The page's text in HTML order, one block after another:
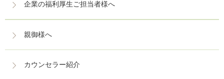
企業の福利厚生ご担当者様へ
親御様へ
カウンセラー紹介